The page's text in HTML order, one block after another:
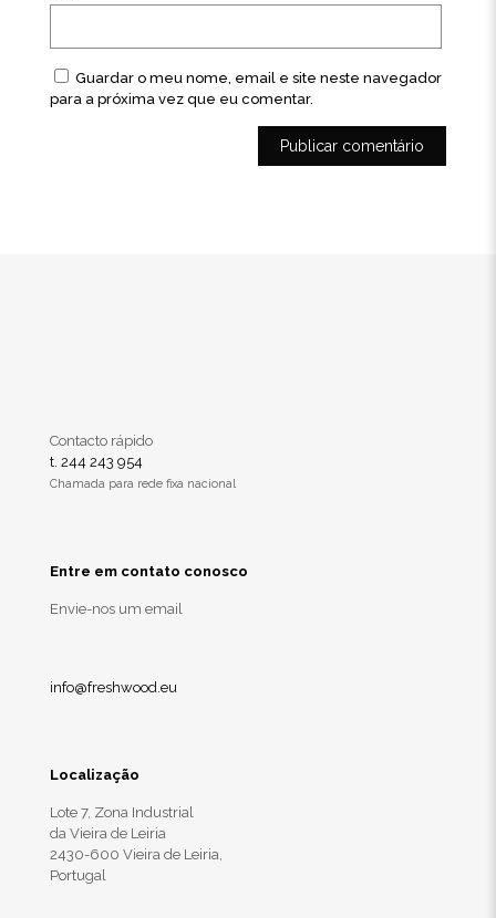
Guardar o meu nome, email e site neste navegador
para a próxima vez que eu comentar.
Contacto rápido
t. 244 243 954
Chamada para rede fixa nacional
Entre em contato conosco
Envie-nos um email
info@freshwood.eu
Localização
Lote 7, Zona Industrial
da Vieira de Leiria
2430-600 Vieira de Leiria,
Portugal